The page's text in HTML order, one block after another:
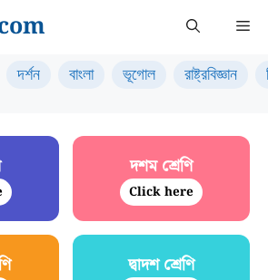
দর্শন বাংলা ভূগোল রাষ্ট্রবিজ্ঞান
দশম শ্রেণি
Click here
দ্বাদশ শ্রেণি